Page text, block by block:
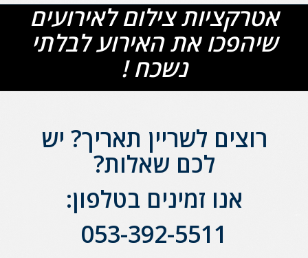
אטרקציות צילום לאירועים
שיהפכו את האירוע לבלתי
נשכח !
רוצים לשריין תאריך? יש
לכם שאלות?
אנו זמינים בטלפון:
053-392-5511